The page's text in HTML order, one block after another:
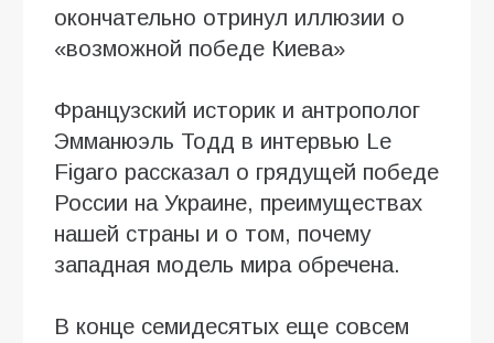
окончательно отринул иллюзии о
«возможной победе Киева»
Французский историк и антрополог
Эмманюэль Тодд в интервью Le
Figaro рассказал о грядущей победе
России на Украине, преимуществах
нашей страны и о том, почему
западная модель мира обречена.
В конце семидесятых еще совсем